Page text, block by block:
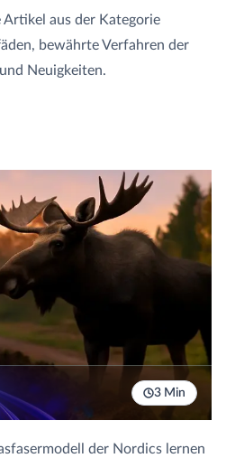
Artikel aus der Kategorie
bewährte Verfahren der
Neuigkeiten.
3 Min
der Nordics lernen